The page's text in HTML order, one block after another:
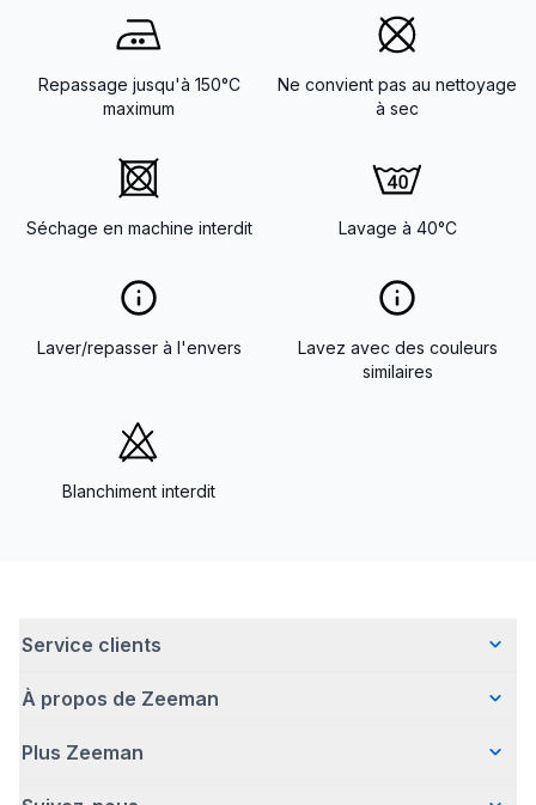
Repassage jusqu'à 150°C
maximum
Ne convient pas au nettoyage
à sec
Séchage en machine interdit Lavage à 40°C
Laver/repasser à l'envers
Lavez avec des couleurs
similaires
Blanchiment interdit
Service clients
Questions fréquentes
Livraison
À propos de Zeeman
Qui sommes-nous ?
Plus Zeeman